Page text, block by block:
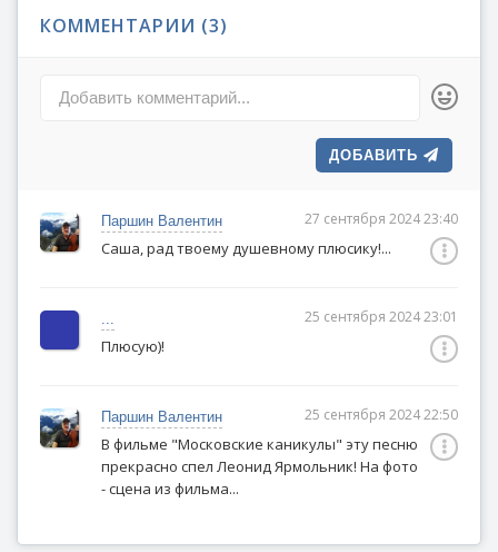
Над облаками, поверх границ
Вдаль от меня к тебе
И конечно, если б Он мог,
Он бы нас с тобой отдал нам
И увидит Он, что я прав
И подарит нам один день
КОММЕНТАРИИ (3)
Добавить комментарий...
ДОБАВИТЬ
Паршин Валентин
Саша, рад твоему душевному плюсику!...
27 сентября 2024 23:40
...
Плюсую)!
25 сентября 2024 23:01
Паршин Валентин
В фильме "Московские каникулы" эту песню
прекрасно спел Леонид Ярмольник! На фото
- сцена из фильма...
25 сентября 2024 22:50